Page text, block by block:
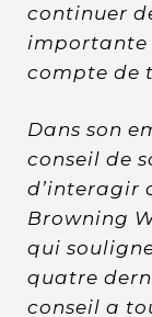
continuer
importante
compte de
Dans son
conseil de
d’interagir
Browning
qui
quatre
conseil a